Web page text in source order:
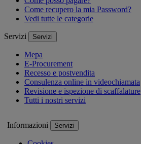
Come recupero la mia Password?
Vedi tutte le categorie
Servizi Servizi
Mepa
E-Procurement
Recesso e postvendita
Consulenza online in videochiamata
Revisione e ispezione di scaffalature
Tutti i nostri servizi
Informazioni Servizi